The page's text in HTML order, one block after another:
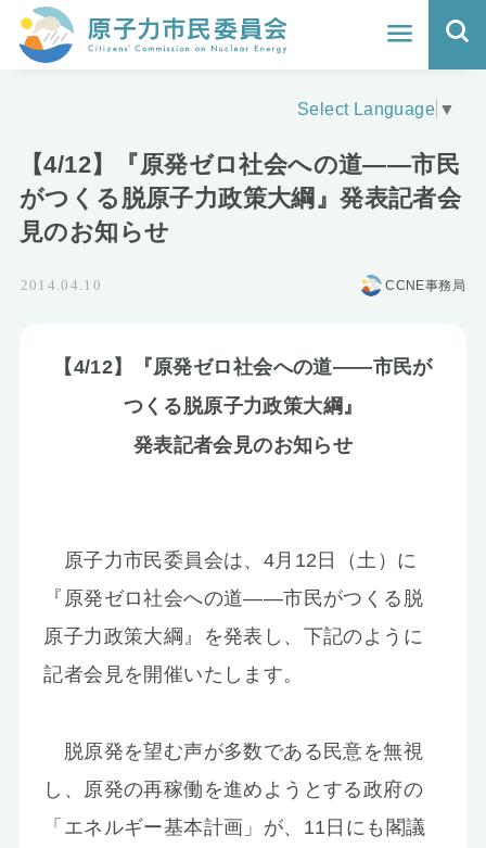
ホーム
地震と原発の安全性
核のごみの行方と課題
原子力市民委員会について
活動報告
Select Language ▼
【4/12】『原発ゼロ社会への道――市民
がつくる脱原子力政策大綱』発表記者会
見のお知らせ
2014.04.10 CCNE事務局
【4/12】『原発ゼロ社会への道――市民が
つくる脱原子力政策大綱』
発表記者会見のお知らせ
原子力市民委員会は、4月12日（土）に
『原発ゼロ社会への道――市民がつくる脱
原子力政策大綱』を発表し、下記のように
記者会見を開催いたします。
脱原発を望む声が多数である民意を無視
し、原発の再稼働を進めようとする政府の
「エネルギー基本計画」が、11日にも閣議